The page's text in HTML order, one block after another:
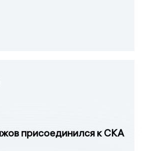
присоединился к СКА